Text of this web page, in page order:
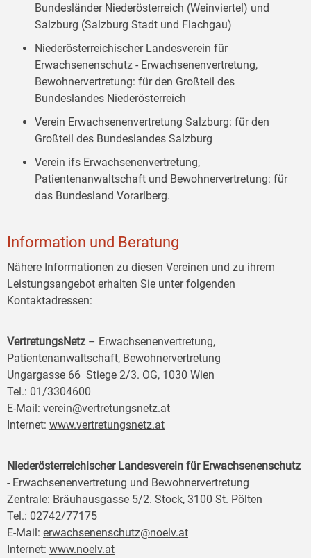
Bundesländer Niederösterreich (Weinviertel) und
Salzburg (Salzburg Stadt und Flachgau)
Niederösterreichischer Landesverein für
Erwachsenenschutz - Erwachsenenvertretung,
Bewohnervertretung: für den Großteil des
Bundeslandes Niederösterreich
Verein Erwachsenenvertretung Salzburg: für den
Großteil des Bundeslandes Salzburg
Verein ifs Erwachsenenvertretung,
Patientenanwaltschaft und Bewohnervertretung: für
das Bundesland Vorarlberg.
Information und Beratung
Nähere Informationen zu diesen Vereinen und zu ihrem
Leistungsangebot erhalten Sie unter folgenden
Kontaktadressen:
VertretungsNetz – Erwachsenenvertretung,
Patientenanwaltschaft, Bewohnervertretung
Ungargasse 66 Stiege 2/3. OG, 1030 Wien
Tel.: 01/3304600
E-Mail: verein@vertretungsnetz.at
Internet: www.vertretungsnetz.at
Niederösterreichischer Landesverein für Erwachsenenschutz
- Erwachsenenvertretung und Bewohnervertretung
Zentrale: Bräuhausgasse 5/2. Stock, 3100 St. Pölten
Tel.: 02742/77175
E-Mail: erwachsenenschutz@noelv.at
Internet: www.noelv.at